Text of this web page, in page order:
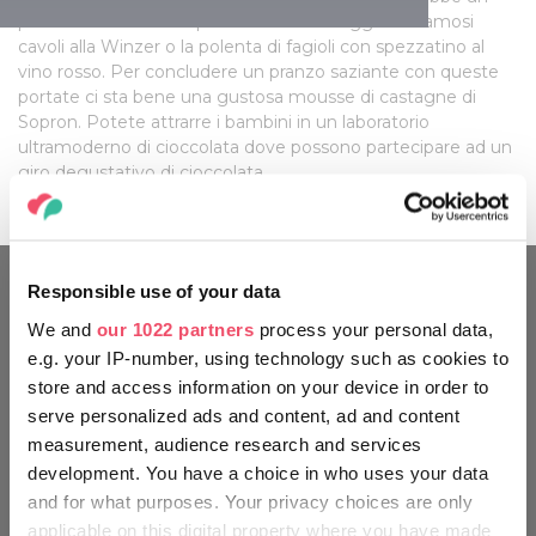
Responsible use of your data
We and our 1022 partners process your personal data,
e.g. your IP-number, using technology such as cookies to
store and access information on your device in order to
serve personalized ads and content, ad and content
measurement, audience research and services
development. You have a choice in who uses your data
and for what purposes. Your privacy choices are only
applicable on this digital property where you have made
peccato andar via di qui senza aver assaggiato i famosi
cavoli alla Winzer o la polenta di fagioli con spezzatino al
vino rosso. Per concludere un pranzo saziante con queste
portate ci sta bene una gustosa mousse di castagne di
Sopron. Potete attrarre i bambini in un laboratorio
ultramoderno di cioccolata dove possono partecipare ad un
giro degustativo di cioccolata.
VIAGGIA COME UN UNGHERESE